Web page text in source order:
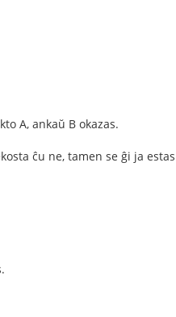
A, ankaŭ B okazas.
ĉu ne, tamen se ĝi ja